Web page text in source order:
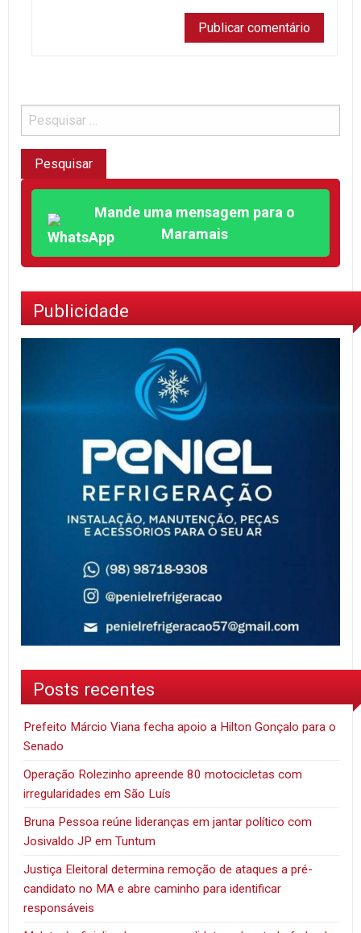
Mande uma mensagem para o
Maramais
Publicidade
Posts recentes
Prefeito Márcio Viana fecha apoio a Hilton Gonçalo para o
Senado
Operação Rolezinho apreende 80 motocicletas com
irregularidades em São Luís
Bruna Pessoa reúne lideranças em jantar político com
Josivaldo JP em Tuntum
Justiça Eleitoral determina remoção de ataques a pré-
candidato no MA e abre caminho para identificar
responsáveis